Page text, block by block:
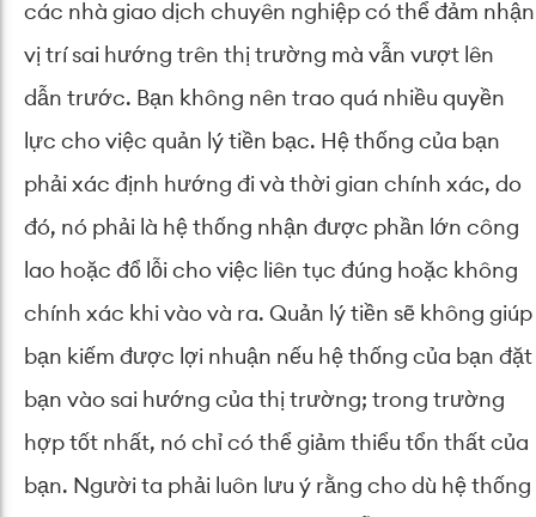
các nhà giao dịch chuyên nghiệp có thể đảm nhận
vị trí sai hướng trên thị trường mà vẫn vượt lên
dẫn trước. Bạn không nên trao quá nhiều quyền
lực cho việc quản lý tiền bạc. Hệ thống của bạn
phải xác định hướng đi và thời gian chính xác, do
đó, nó phải là hệ thống nhận được phần lớn công
lao hoặc đổ lỗi cho việc liên tục đúng hoặc không
chính xác khi vào và ra. Quản lý tiền sẽ không giúp
bạn kiếm được lợi nhuận nếu hệ thống của bạn đặt
bạn vào sai hướng của thị trường; trong trường
hợp tốt nhất, nó chỉ có thể giảm thiểu tổn thất của
bạn. Người ta phải luôn lưu ý rằng cho dù hệ thống